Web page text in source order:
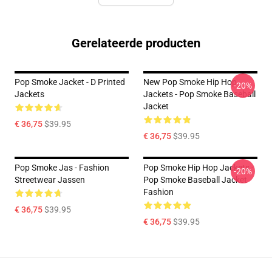
Gerelateerde producten
Pop Smoke Jacket - D Printed
Jackets
€ 36,75$39.95
New Pop Smoke Hip Hop
Jackets - Pop Smoke Baseball
Jacket
€ 36,75$39.95
-20%
Pop Smoke Jas - Fashion
Streetwear Jassen
€ 36,75$39.95
Pop Smoke Hip Hop Jackets -
Pop Smoke Baseball Jacket
Fashion
€ 36,75$39.95
-20%